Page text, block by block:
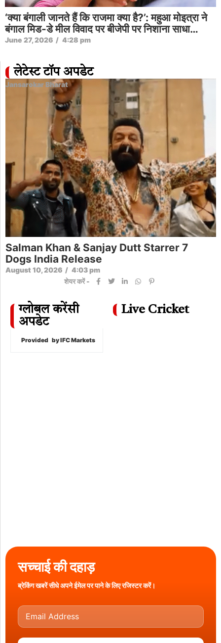
‘क्या बंगाली जानते हैं कि राजमा क्या है?’: महुआ मोइत्रा ने
बंगाल मिड-डे मील विवाद पर बीजेपी पर निशाना साधा…
June 27, 2026 / 4:28 pm
लेटेस्ट टॉप अपडेट
Jansarokar Bharat
Salman Khan & Sanjay Dutt Starrer 7
Dogs India Release
August 10, 2026 / 4:03 pm
शेयर करें -
ग्लोबल करेंसी
अपडेट
Provided by IFC Markets
Live Cricket
सच्चाई की दहाड़
ब्रेकिंग खबरें सीधे अपने ईमेल पर पाने के लिए रजिस्टर करें।